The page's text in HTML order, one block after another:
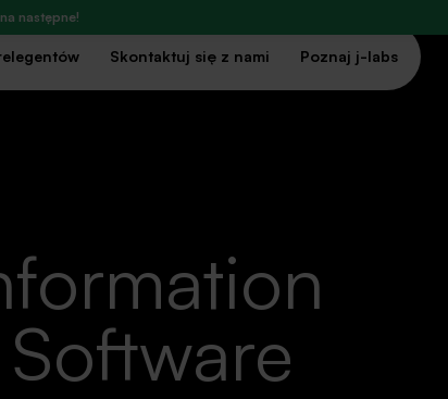
Skontaktuj się z nami Poznaj j-labs
następne!